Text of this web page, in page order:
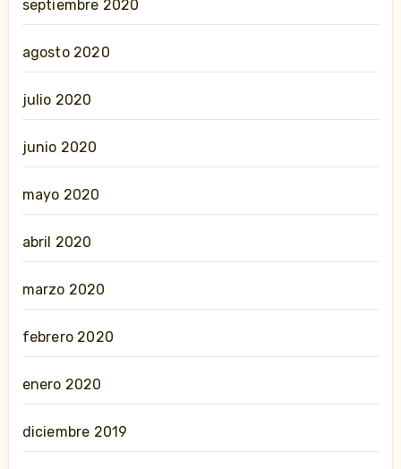
septiembre 2020
agosto 2020
julio 2020
junio 2020
mayo 2020
abril 2020
marzo 2020
febrero 2020
enero 2020
diciembre 2019